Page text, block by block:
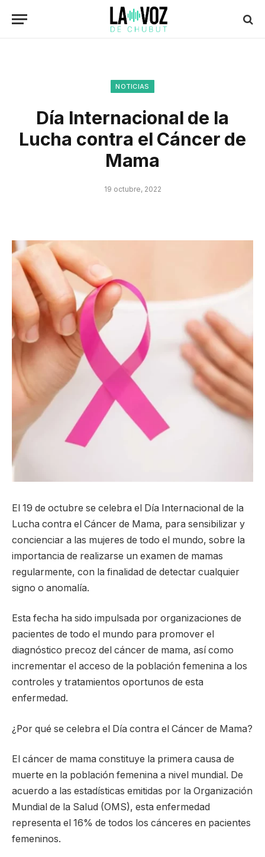
NOTICIAS
Día Internacional de la
Lucha contra el Cáncer de
Mama
19 octubre, 2022
El 19 de octubre se celebra el Día Internacional de la
Lucha contra el Cáncer de Mama, para sensibilizar y
concienciar a las mujeres de todo el mundo, sobre la
importancia de realizarse un examen de mamas
regularmente, con la finalidad de detectar cualquier
signo o anomalía.
Esta fecha ha sido impulsada por organizaciones de
pacientes de todo el mundo para promover el
diagnóstico precoz del cáncer de mama, así como
incrementar el acceso de la población femenina a los
controles y tratamientos oportunos de esta
enfermedad.
¿Por qué se celebra el Día contra el Cáncer de Mama?
El cáncer de mama constituye la primera causa de
muerte en la población femenina a nivel mundial. De
acuerdo a las estadísticas emitidas por la Organización
Mundial de la Salud (OMS), esta enfermedad
representa el 16% de todos los cánceres en pacientes
femeninos.